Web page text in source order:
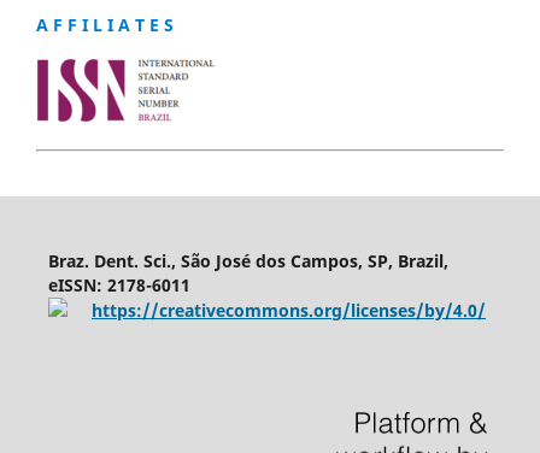
A F F I L I A T E S
Braz. Dent. Sci., São José dos Campos, SP, Brazil,
eISSN: 2178-6011
https://creativecommons.org/licenses/by/4.0/